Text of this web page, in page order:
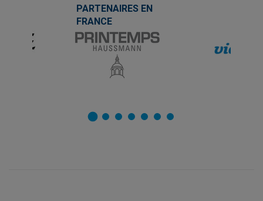
PARTENAIRES EN
FRANCE